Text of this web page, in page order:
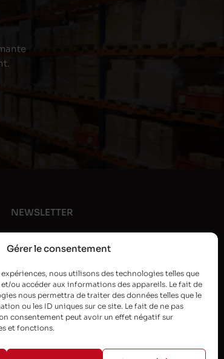
Gérer le consentement
nous utilisons des technologies telles que
ou accéder aux informations des appareils. Le fait de
nous permettra de traiter des données telles que le
ou les ID uniques sur ce site. Le fait de ne pas
consentement peut avoir un effet négatif sur
et fonctions.
NEWSLETTER